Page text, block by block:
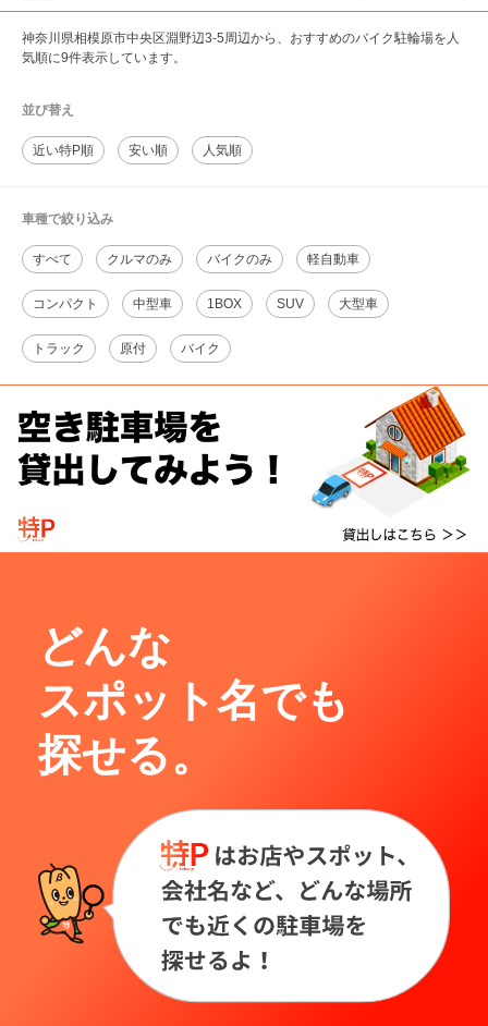
神奈川県相模原市中央区淵野辺3-5周辺から、おすすめのバイク駐輪場を人
気順に9件表示しています。
並び替え
近い特P順 安い順 人気順
車種で絞り込み
すべて クルマのみ バイクのみ 軽自動車
コンパクト 中型車 1BOX SUV 大型車
トラック 原付 バイク
どんな
スポット名でも
探せる。